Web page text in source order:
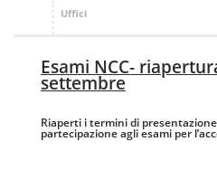
Uffici
Esami NCC-
settembre
Riaperti i termini di
partecipazione agli esami per